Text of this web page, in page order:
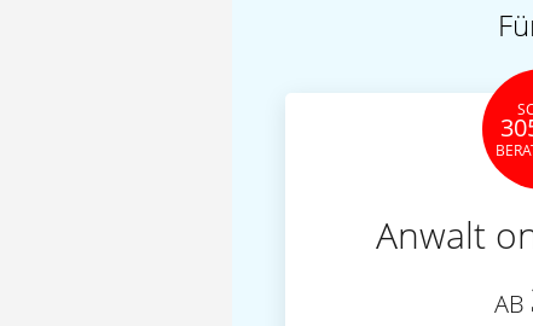
Anwalt
AB